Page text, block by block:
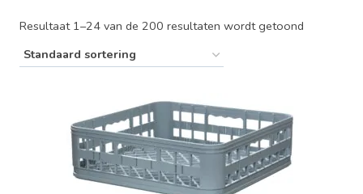
Resultaat 1–24 van de 200 resultaten wordt getoond